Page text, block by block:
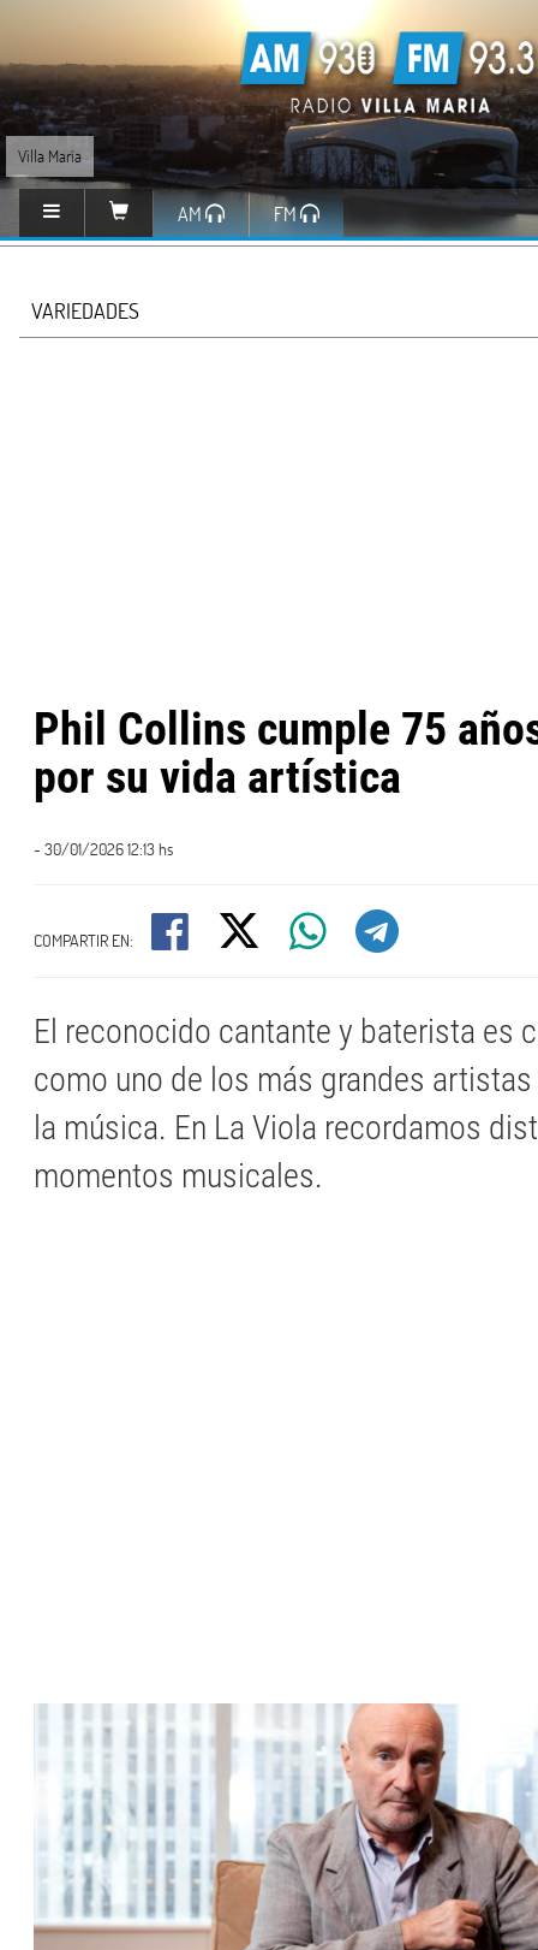
Villa María
AM FM
VARIEDADES
Phil Collins cumple 75
por su vida artística
- 30/01/2026 12:13 hs
COMPARTIR EN:
El reconocido cantante y baterista es
como uno de los más grandes
la música. En La Viola recordamos
momentos musicales.